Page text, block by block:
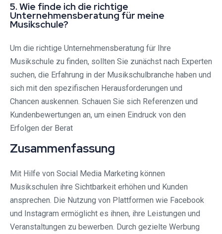
5. Wie finde ich die richtige
Unternehmensberatung für meine
Musikschule?
Um die richtige Unternehmensberatung für Ihre
Musikschule zu finden, sollten Sie zunächst nach Experten
suchen, die Erfahrung in der Musikschulbranche haben und
sich mit den spezifischen Herausforderungen und
Chancen auskennen. Schauen Sie sich Referenzen und
Kundenbewertungen an, um einen Eindruck von den
Erfolgen der Berat
Zusammenfassung
Mit Hilfe von Social Media Marketing können
Musikschulen ihre Sichtbarkeit erhöhen und Kunden
ansprechen. Die Nutzung von Plattformen wie Facebook
und Instagram ermöglicht es ihnen, ihre Leistungen und
Veranstaltungen zu bewerben. Durch gezielte Werbung